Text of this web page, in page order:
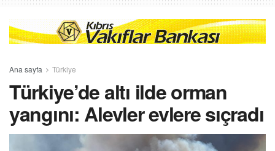
Ana sayfa Türkiye
Türkiye’de altı ilde orman
yangını: Alevler evlere sıçradı